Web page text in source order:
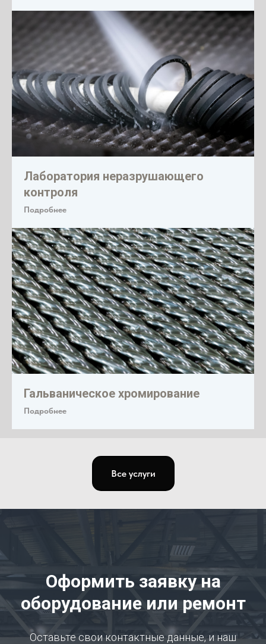
Лаборатория неразрушающего
контроля
Подробнее
Гальваническое хромирование
Подробнее
Все услуги
Оформить заявку на
оборудование или ремонт
Оставьте свои контактные данные, и наш